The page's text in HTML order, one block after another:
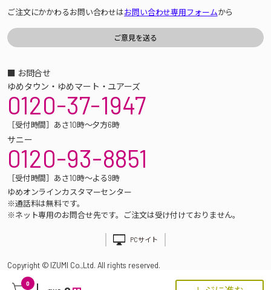
0
ご注文にかかわるお問い合わせはお問い合わせ専用フォームから
■ お問合せ
ゆめタウン・ゆめマート・ユアーズ
0120-37-1947
［受付時間］あさ10時～夕方6時
サニー
0120-93-8851
［受付時間］あさ10時～よる9時
ゆめオンラインカスタマーセンター
※通話料は無料です。
※ネット専用のお問合せ先です。ご注文は受け付けておりません。
PCサイト
Copyright © IZUMI Co.,Ltd. All rights reserved.